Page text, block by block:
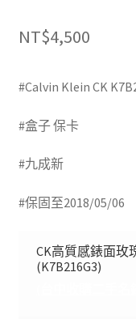
NT$4,500
#Calvin Klein CK
#盒子 保卡(台中現金
#九成新(台中收購精
#保固至2018/05/06
CK高質感錶面玫
(K7B216G3)